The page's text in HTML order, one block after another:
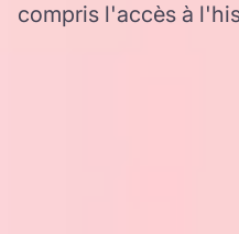
compris l'accès à